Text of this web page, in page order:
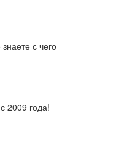
с чего
2009 года!